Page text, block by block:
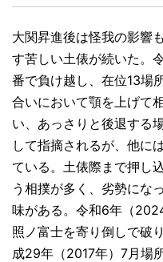
大関昇進後は怪我の影響
す苦しい土俵が続いた。
番で負け越し、在位13場
合いにおいて顎を上げて
い、あっさりと後退する
して指摘されるが、他に
ている。土俵際まで押し
う相撲が多く、劣勢にな
味がある。令和6年（
照ノ富士を寄り倒しで破
成29年（2017年）7月場